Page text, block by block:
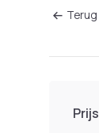
Terug
Prijs